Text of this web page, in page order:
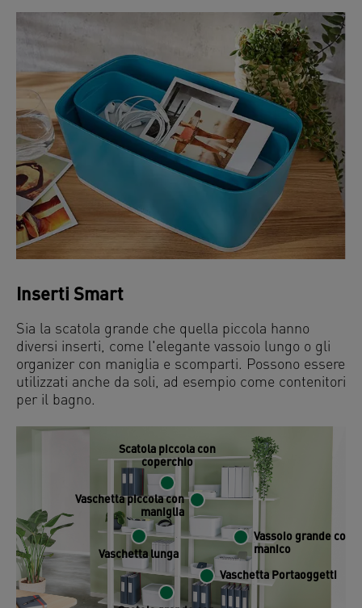
Inserti Smart
Sia la scatola grande che quella piccola hanno
diversi inserti, come l'elegante vassoio lungo o gli
organizer con maniglia e scomparti. Possono essere
utilizzati anche da soli, ad esempio come contenitori
per il bagno.
Scatola piccola con
coperchio
Vaschetta piccola con
maniglia
Vaschetta lunga
Vassoio grande con
manico
Vaschetta Portaoggetti